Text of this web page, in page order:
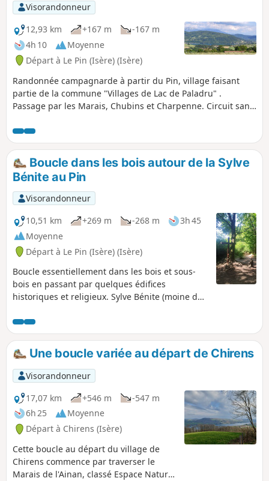
Visorandonneur
12,93 km
+167 m
-167 m
4h 10
Moyenne
Départ à Le Pin (Isère) (Isère)
Randonnée campagnarde à partir du Pin, village faisant
partie de la commune "Villages de Lac de Paladru" .
Passage par les Marais, Chubins et Charpenne. Circuit sans
petites routes goudronnées.
Boucle dans les bois autour de la Sylve
Bénite au Pin
Visorandonneur
10,51 km
+269 m -268 m
3h 45
Moyenne
Départ à Le Pin (Isère) (Isère)
Boucle essentiellement dans les bois et sous-
bois en passant par quelques édifices
historiques et religieux. Sylve Bénite (moine de
d'Homnézy. Vue sur le Lac de Paladru et le Mont
Blanc (par temps clair).
Une boucle variée au départ de Chirens
Visorandonneur
17,07 km
+546 m
-547 m
6h 25
Moyenne
Départ à Chirens (Isère)
Cette boucle au départ du village de
Chirens commence par traverser le
Marais de l'Ainan, classé Espace Naturel